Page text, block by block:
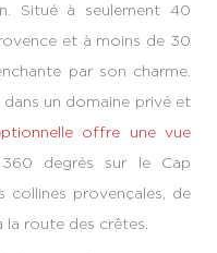
Situé à seulement 40
et à moins de 30
par son charme.
dans un domaine privé et
offre une vue
degrés sur le Cap
collines provençales, de
la route des crêtes.